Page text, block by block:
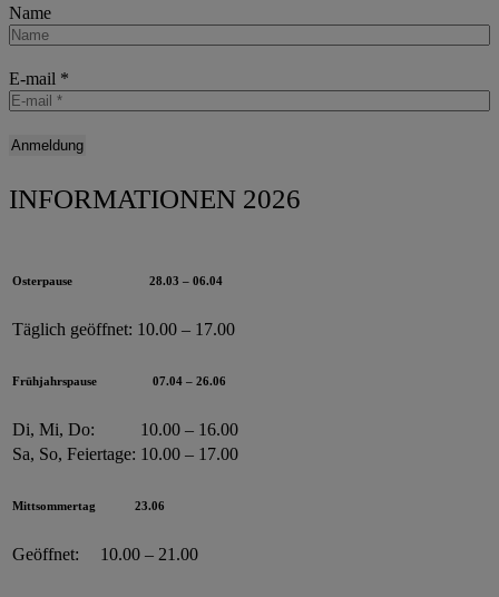
Name
E-mail *
INFORMATIONEN 2026
Osterpause 28.03 – 06.04
Täglich geöffnet: 10.00 – 17.00
Frühjahrspause 07.04 – 26.06
Di, Mi, Do:
10.00 – 16.00
Sa, So, Feiertage: 10.00 – 17.00
Mittsommertag 23.06
Geöffnet: 10.00 – 21.00